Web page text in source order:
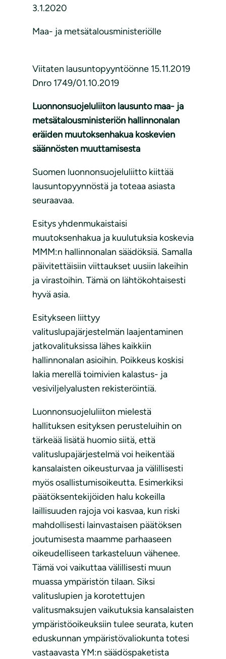
3.1.2020
Maa- ja metsätalousministeriölle
Viitaten lausuntopyyntöönne 15.11.2019
Dnro 1749/01.10.2019
Luonnonsuojeluliiton lausunto maa- ja
metsätalousministeriön hallinnonalan
eräiden muutoksenhakua koskevien
säännösten muuttamisesta
Suomen luonnonsuojeluliitto kiittää
lausuntopyynnöstä ja toteaa asiasta
seuraavaa.
Esitys yhdenmukaistaisi
muutoksenhakua ja kuulutuksia koskevia
MMM:n hallinnonalan säädöksiä. Samalla
päivitettäisiin viittaukset uusiin lakeihin
ja virastoihin. Tämä on lähtökohtaisesti
hyvä asia.
Esitykseen liittyy
valituslupajärjestelmän laajentaminen
jatkovalituksissa lähes kaikkiin
hallinnonalan asioihin. Poikkeus koskisi
lakia merellä toimivien kalastus- ja
vesiviljelyalusten rekisteröintiä.
Luonnonsuojeluliiton mielestä
hallituksen esityksen perusteluihin on
tärkeää lisätä huomio siitä, että
valituslupajärjestelmä voi heikentää
kansalaisten oikeusturvaa ja välillisesti
myös osallistumisoikeutta. Esimerkiksi
päätöksentekijöiden halu kokeilla
laillisuuden rajoja voi kasvaa, kun riski
mahdollisesti lainvastaisen päätöksen
joutumisesta maamme parhaaseen
oikeudelliseen tarkasteluun vähenee.
Tämä voi vaikuttaa välillisesti muun
muassa ympäristön tilaan. Siksi
valituslupien ja korotettujen
valitusmaksujen vaikutuksia kansalaisten
ympäristöoikeuksiin tulee seurata, kuten
eduskunnan ympäristövaliokunta totesi
vastaavasta YM:n säädöspaketista